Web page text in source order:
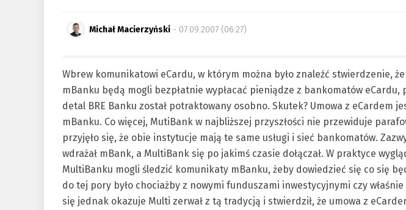
Michał Macierzyński - 07.09.2007 (06:27)
Wbrew komunikatowi eCardu, w którym można było znaleźć stwierdzenie,
mBanku będą mogli bezpłatnie wypłacać pieniądze z bankomatów
detal BRE Banku został potraktowany osobno. Skutek? Umowa z eCardem
mBanku. Co więcej, MutiBank w najbliższej przyszłości nie przewiduje
przyjęło się, że obie instytucje mają te same usługi i sieć bankomatów.
wdrażał mBank, a MultiBank się po jakimś czasie dołączał. W praktyce
MultiBanku mogli śledzić komunikaty mBanku, żeby dowiedzieć się co się
do tej pory było chociażby z nowymi funduszami inwestycyjnymi czy
się jednak okazuje Multi zerwał z tą tradycją i stwierdził, że umowa z